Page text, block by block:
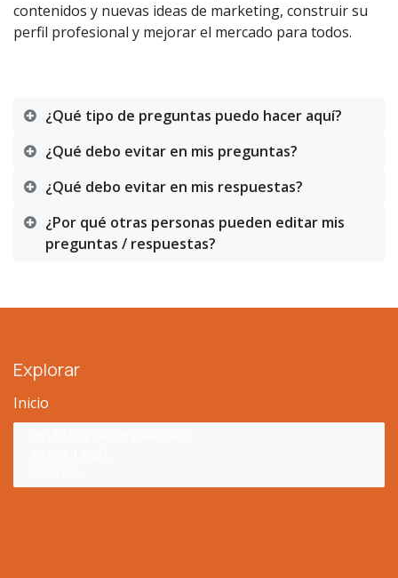
contenidos y nuevas ideas de marketing, construir su
perfil profesional y mejorar el mercado para todos.
¿Qué tipo de preguntas puedo hacer aquí?
¿Qué debo evitar en mis preguntas?
¿Qué debo evitar en mis respuestas?
¿Por qué otras personas pueden editar mis
preguntas / respuestas?
Explorar
Inicio